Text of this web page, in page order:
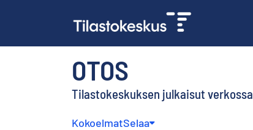
OTOS
Tilastokeskuksen julkaisut verkossa
KokoelmatSelaa